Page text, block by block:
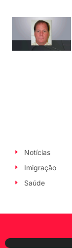
Notícias
Imigração
Saúde